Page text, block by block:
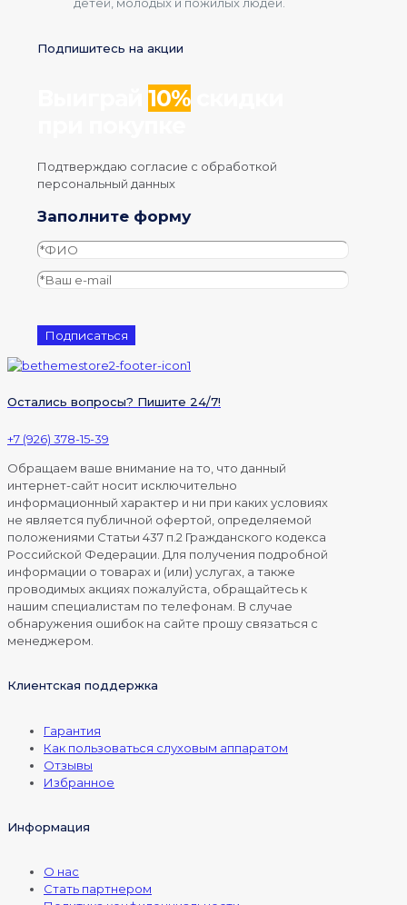
детей, молодых и пожилых людей.
Подпишитесь на акции
10%
Подтверждаю согласие с обработкой
персональный данных
Заполните форму
Остались вопросы? Пишите 24/7!
+7 (926) 378-15-39
Обращаем ваше внимание на то, что данный
интернет-сайт носит исключительно
информационный характер и ни при каких условиях
не является публичной офертой, определяемой
положениями Статьи 437 п.2 Гражданского кодекса
Российской Федерации. Для получения подробной
информации о товарах и (или) услугах, а также
проводимых акциях пожалуйста, обращайтесь к
нашим специалистам по телефонам. В случае
обнаружения ошибок на сайте прошу связаться с
менеджером.
Клиентская поддержка
Гарантия
Как пользоваться слуховым аппаратом
Отзывы
Избранное
Информация
О нас
Стать партнером